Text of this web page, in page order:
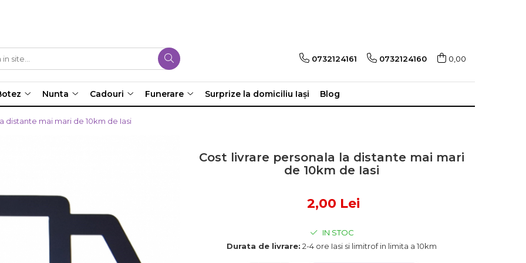
0732124161 0732124160 0,00
Nunta Cadouri Funerare Surprize la domiciliu Iași Blog
distante mai mari de 10km de Iasi
Cost livrare personala la distante mai mari
de 10km de Iasi
2,00 Lei
IN STOC
Durata de livrare: 2-4 ore Iasi si limitrof in limita a 10km